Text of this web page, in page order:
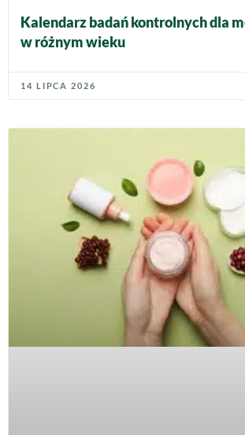
Kalendarz badań kontrolnych dla
w różnym wieku
14 LIPCA 2026